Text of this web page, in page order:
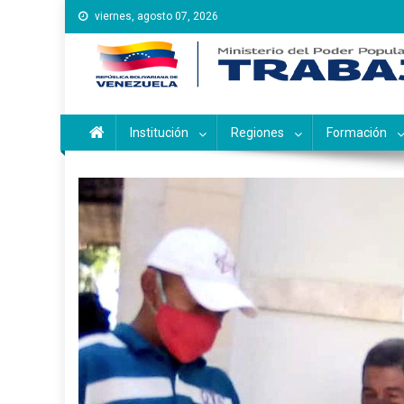
Saltar
al
contenido
viernes, agosto 07, 2026
Instituto Nacional de
Inces
Institución Regiones Formación